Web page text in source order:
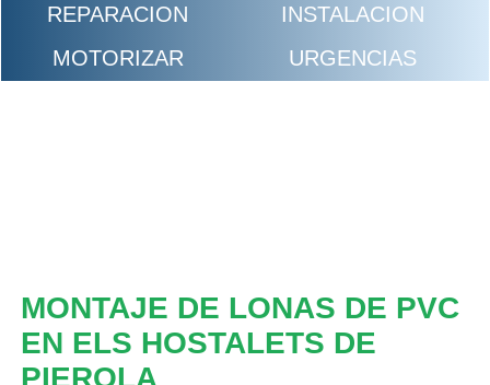
REPARACION
INSTALACION
MOTORIZAR
URGENCIAS
MONTAJE DE LONAS DE PVC
EN ELS HOSTALETS DE
PIEROLA